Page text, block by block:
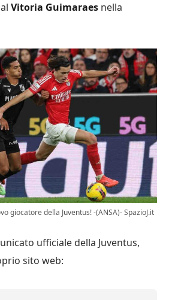
Vitoria Guimaraes nella
giocatore della Juventus! -(ANSA)- SpazioJ.it
ufficiale della Juventus,
sito web: